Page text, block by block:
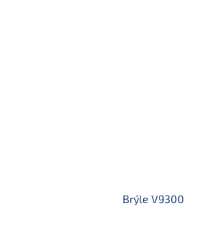
Brýle V9300